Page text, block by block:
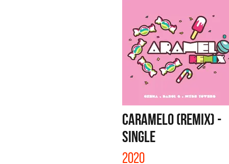
CARAMELO (REMIX) -
SINGLE
2020